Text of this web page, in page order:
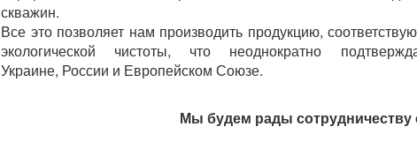
скважин.
Все это позволяет нам производить продукцию,
экологической чистоты, что неоднократно
Украине, России и Европейском Союзе.
Мы будем рады сотрудничеству